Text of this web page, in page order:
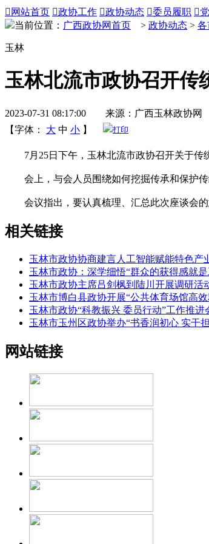
 网站首页 政协工作 政协动态 委员履职 
当前位置： 广西政协网首页 > 政协动态 > 各
玉林
玉林北流市政协召开传
2023-07-31 08:17:00 来源：广西玉林政协网
【字体：
大 中 小 】 打印
7月25日下午，玉林北流市政协召开关于传
会上，与会人员围绕如何挖掘传承和保护传
会议指出，要认真梳理、汇总此次座谈会的
相关链接
玉林市政协协商建言人工智能赋能特色产
玉林市政协：深学细悟“群众的获得感就
玉林市政协主席吕剑枫到陆川开展调研活
玉林市博白县政协开展“公共体育场馆高
玉林市政协“科教振兴 委员行动”工作推
玉林市玉州区政协举办“书香润初心 实干
网站链接